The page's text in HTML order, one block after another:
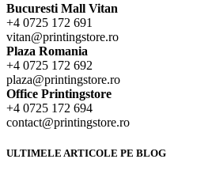
Bucuresti Mall Vitan
+4 0725 172 691
vitan@printingstore.ro
Plaza Romania
+4 0725 172 692
plaza@printingstore.ro
Office Printingstore
+4 0725 172 694
contact@printingstore.ro
ULTIMELE ARTICOLE PE BLOG